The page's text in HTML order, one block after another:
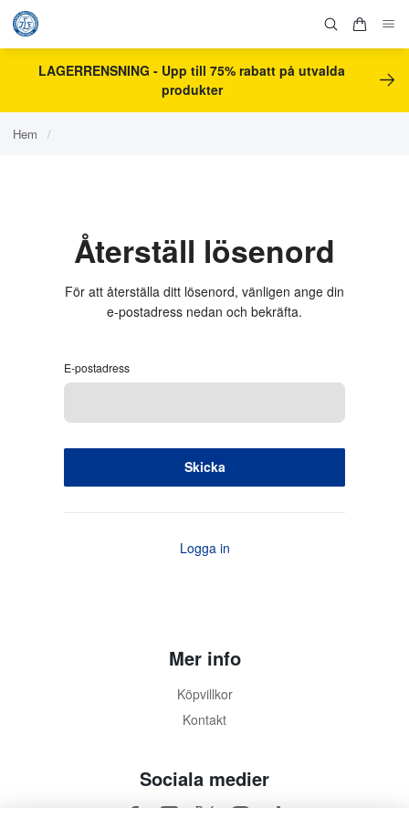
LAGERRENSNING - Upp till 75% rabatt på utvalda
produkter
Hem /
Återställ lösenord
För att återställa ditt lösenord, vänligen ange din
e-postadress nedan och bekräfta.
E-postadress
Logga in
Mer info
Köpvillkor
Kontakt
Sociala medier